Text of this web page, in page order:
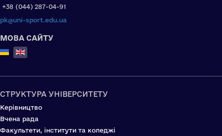
+38 (044) 287-04-91
pk@uni-sport.edu.ua
МОВА САЙТУ
Select your language
СТРУКТУРА УНІВЕРСИТЕТУ
Керівництво
Вчена рада
Факультети, інститути та коледжі